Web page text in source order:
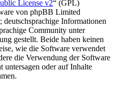
License v2“ (GPL)
von phpBB Limited
Informationen
Community unter
gestellt. Beide haben keinen
wie die Software verwendet
die Verwendung der Software
untersagen oder auf Inhalte